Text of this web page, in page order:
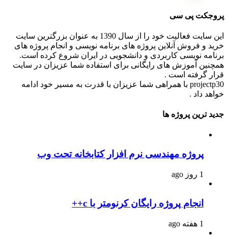
پروجکت پی سی
این سایت فعالیت خود را از سال 1390 به عنوان بزرگترین سایت
خرید و فروش آنلاین پروژه های برنامه نویسی و انجام پروژه های
برنامه نویسی کاربردی و دانشجویی در ایران شروع کرده است.
همچنین آموزش های رایگانی برای استفاده شما عزیزان در سایت
قرار گرفته است .
projectp30 با همراهی شما عزیزان با قدرت به مسیر خود ادامه
خواهد داد .
جدید ترین پروژه ها
پروژه مهندسی نرم افزار کتابخانه تحت وب
1 روز ago
انجام پروژه رایگان کرنومتر با c++
1 هفته ago